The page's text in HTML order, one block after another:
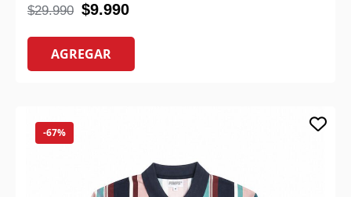
$29.990 $9.990
AGREGAR
-67%